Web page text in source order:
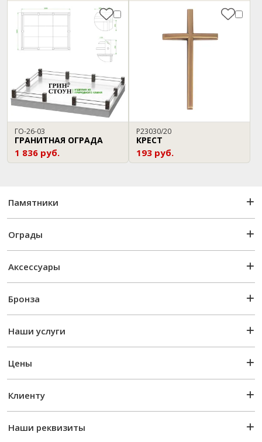
ГО-26-03
ГРАНИТНАЯ ОГРАДА
1 836 руб.
P23030/20
КРЕСТ
193 руб.
Памятники
Ограды
Аксессуары
Бронза
Наши услуги
Цены
Клиенту
Наши реквизиты